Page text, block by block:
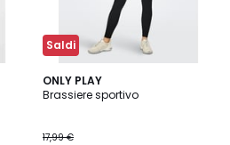
Saldi
ONLY PLAY
Brassiere sportivo
17,99 €
4,8
/ 5